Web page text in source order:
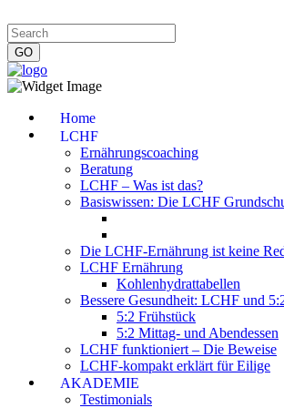
Home
LCHF
Ernährungscoaching
Beratung
LCHF – Was ist das?
Basiswissen: Die LCHF
Die LCHF-Ernährung ist keine
LCHF Ernährung
Kohlenhydrattabellen
Bessere Gesundheit: LCHF und
5:2 Frühstück
5:2 Mittag- und Abendessen
LCHF funktioniert – Die Beweise
LCHF-kompakt erklärt für Eilige
AKADEMIE
Testimonials